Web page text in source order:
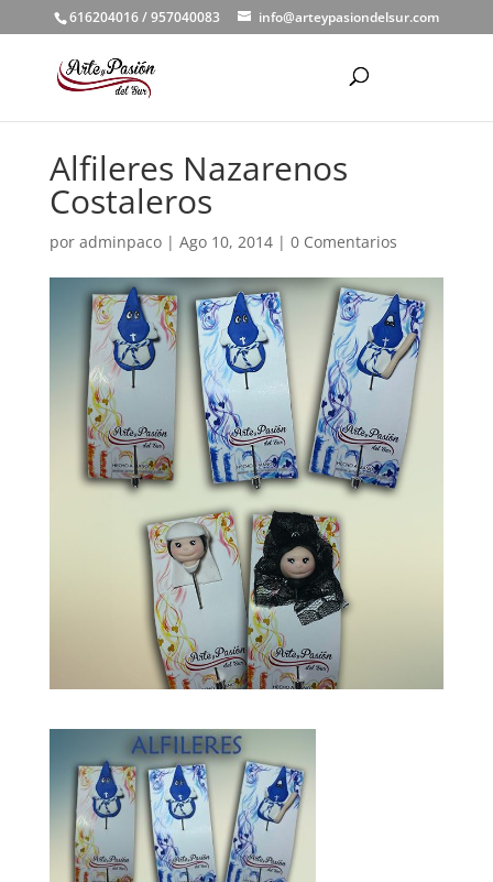
616204016 / 957040083 info@arteypasiondelsur.com
Alfileres Nazarenos
Costaleros
por adminpaco| Ago 10, 2014| 0 Comentarios